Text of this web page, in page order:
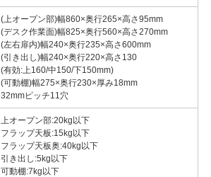
(上オープン部)幅860×奥行265×高さ95mm
(デスク作業面)幅825×奥行560×高さ270mm
(左右扉内)幅240×奥行235×高さ600mm
(引き出し)幅240×奥行220×高さ130
(有効:上160/中150/下150mm)
(可動棚)幅275×奥行230×厚み18mm
32mmピッチ11穴
上オープン部:20kg以下
フラップ天板:15kg以下
フラップ天板奥:40kg以下
引き出し:5kg以下
可動棚:7kg以下